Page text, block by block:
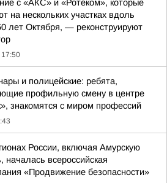
с «АКС» и «Ротеком», которые
на нескольких участках вдоль
лет Октября, — реконструируют
17:50
и полицейские: ребята,
профильную смену в центре
знакомятся с миром профессий
России, включая Амурскую
началась всероссийская
«Продвижение безопасности»